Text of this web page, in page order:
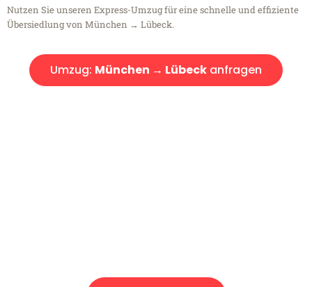
Nutzen Sie unseren Express-Umzug für eine schnelle und effiziente
Übersiedlung von München → Lübeck.
Umzug: München → Lübeck anfragen